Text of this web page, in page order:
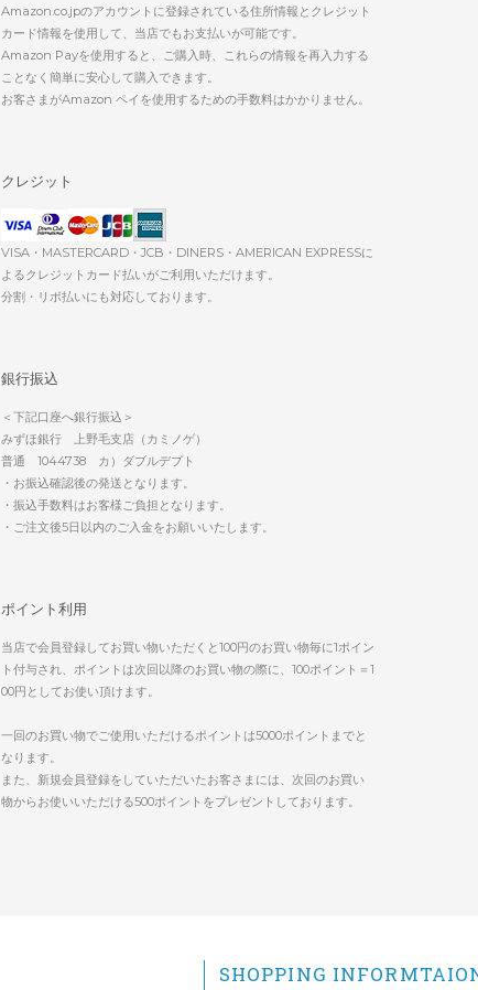
Amazon.co.jpのアカウントに登録されている住所情報とクレジット
カード情報を使用して、当店でもお支払いが可能です。
Amazon Payを使用すると、ご購入時、これらの情報を再入力する
ことなく簡単に安心して購入できます。
お客さまがAmazon ペイを使用するための手数料はかかりません。
クレジット
VISA・MASTERCARD・JCB・DINERS・AMERICAN EXPRESSに
よるクレジットカード払いがご利用いただけます。
分割・リボ払いにも対応しております。
銀行振込
＜下記口座へ銀行振込＞
みずほ銀行 上野毛支店（カミノゲ）
普通 1044738 カ）ダブルデプト
・お振込確認後の発送となります。
・振込手数料はお客様ご負担となります。
・ご注文後5日以内のご入金をお願いいたします。
ポイント利用
当店で会員登録してお買い物いただくと100円のお買い物毎に1ポイン
ト付与され、ポイントは次回以降のお買い物の際に、100ポイント＝1
00円としてお使い頂けます。
一回のお買い物でご使用いただけるポイントは5000ポイントまでと
なります。
また、新規会員登録をしていただいたお客さまには、次回のお買い
物からお使いいただける500ポイントをプレゼントしております。
SHOPPING